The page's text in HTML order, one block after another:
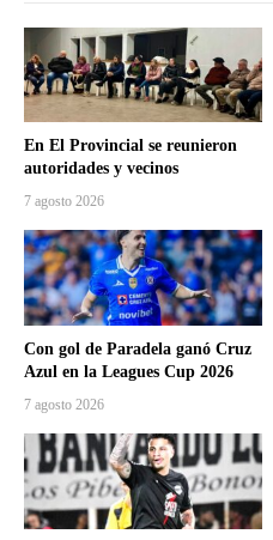
En El Provincial se reunieron
autoridades y vecinos
7 agosto 2026
Con gol de Paradela ganó Cruz
Azul en la Leagues Cup 2026
7 agosto 2026